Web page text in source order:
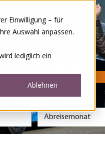
Einwilligung – für
Auswahl anpassen.
lediglich ein
Ablehnen